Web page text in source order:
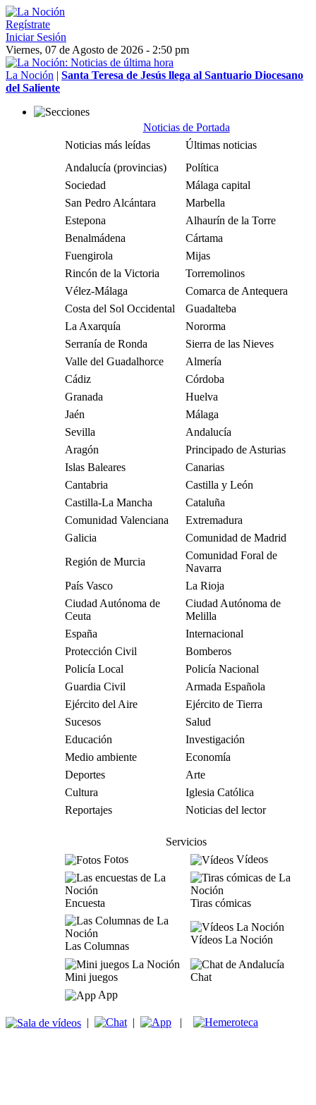
Regístrate
Iniciar Sesión
Viernes, 07 de Agosto de 2026 - 2:50 pm
La Noción | Santa Teresa de Jesús llega al Santuario Diocesano
del Saliente
Noticias de Portada
Noticias más leídas
Últimas noticias
Andalucía (provincias)
Política
Sociedad
Málaga capital
San Pedro Alcántara
Marbella
Estepona
Alhaurín de la Torre
Benalmádena
Cártama
Fuengirola
Mijas
Rincón de la Victoria
Torremolinos
Vélez-Málaga
Comarca de Antequera
Costa del Sol Occidental
Guadalteba
La Axarquía
Nororma
Serranía de Ronda
Sierra de las Nieves
Valle del Guadalhorce
Almería
Cádiz
Córdoba
Granada
Huelva
Jaén
Málaga
Sevilla
Andalucía
Aragón
Principado de Asturias
Islas Baleares
Canarias
Cantabria
Castilla y León
Castilla-La Mancha
Cataluña
Comunidad Valenciana
Extremadura
Galicia
Comunidad de Madrid
Región de Murcia
Comunidad Foral de
Navarra
País Vasco
La Rioja
Ciudad Autónoma de
Ceuta
Ciudad Autónoma de
Melilla
España
Internacional
Protección Civil
Bomberos
Policía Local
Policía Nacional
Guardia Civil
Armada Española
Ejército del Aire
Ejército de Tierra
Sucesos
Salud
Educación
Investigación
Medio ambiente
Economía
Deportes
Arte
Cultura
Iglesia Católica
Reportajes
Noticias del lector
Servicios
Fotos
Vídeos
Encuesta Tiras cómicas
Las Columnas
Vídeos La Noción
Mini juegos
Chat
App
| | |